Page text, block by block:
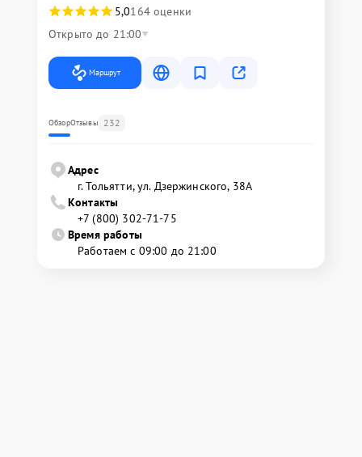
5,0164 оценки
Открыто до 21:00
Маршрут
ОбзорОтзывы 232
Адрес
г. Тольятти, ул. Дзержинского, 38А
Контакты
+7 (800) 302-71-75
Время работы
Работаем с 09:00 до 21:00